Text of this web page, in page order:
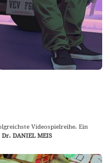
Videospielreihe. Ein
Dr. DANIEL MEIS